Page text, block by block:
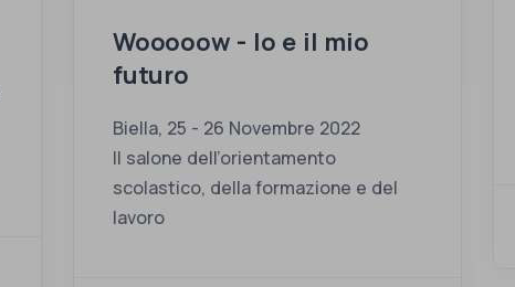
Wooooow - Io e il mio
futuro
Biella, 25 - 26 Novembre 2022
Il salone dell’orientamento
scolastico, della formazione e del
lavoro